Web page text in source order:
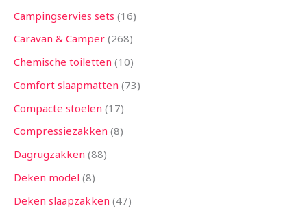
Campingservies sets 16
Caravan & Camper 268
Chemische toiletten 10
Comfort slaapmatten 73
Compacte stoelen 17
Compressiezakken 8
Dagrugzakken 88
Deken model 8
Deken slaapzakken 47